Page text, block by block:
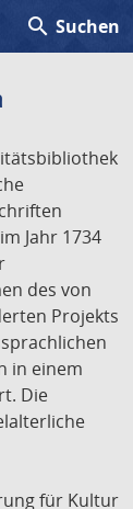
search Suchen
Jahr 1734
des von
Projekts
in einem
Die
für Kultur